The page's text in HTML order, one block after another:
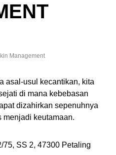
Management
asal-usul kecantikan, kita
di mana kebebasan
dizahirkan sepenuhnya
menjadi keutamaan.
75, SS 2, 47300 Petaling